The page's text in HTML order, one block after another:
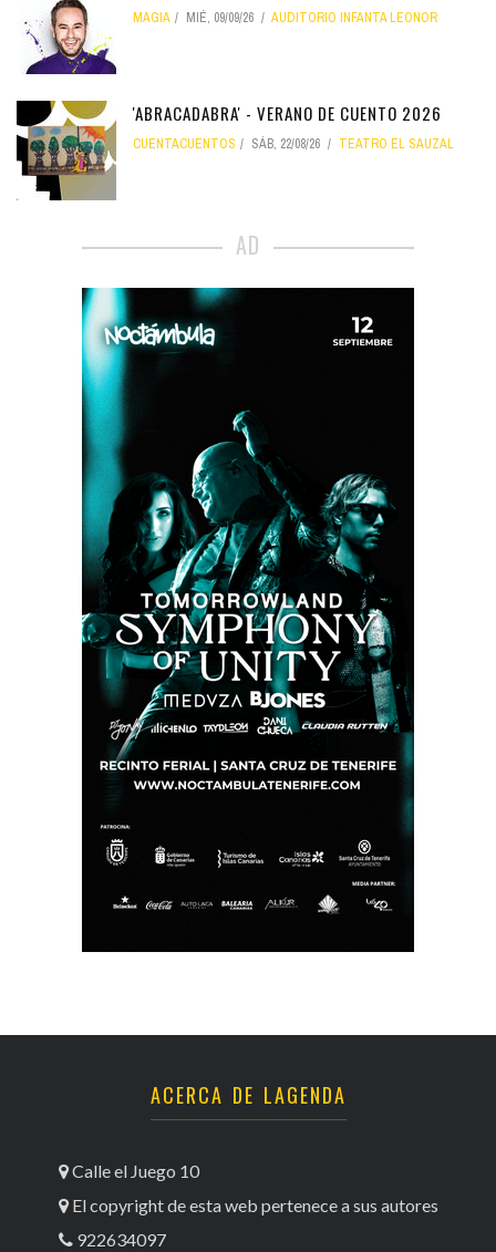
MAGIA MIÉ, 09/09/26 AUDITORIO INFANTA LEONOR
'ABRACADABRA' - VERANO DE CUENTO 2026
CUENTACUENTOS SÁB, 22/08/26 TEATRO EL SAUZAL
AD
ACERCA DE LAGENDA
Calle el Juego 10
El copyright de esta web pertenece a sus autores
922634097